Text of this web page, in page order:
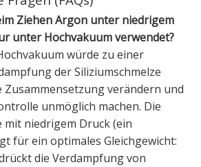
Ziehen Argon unter niedrigem
unter Hochvakuum verwendet?
würde zu einer
der Siliziumschmelze
verändern und
unmöglich machen. Die
niedrigem Druck (ein
für ein optimales Gleichgewicht:
die Verdampfung von